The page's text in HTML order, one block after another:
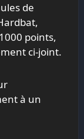
de
points,
ci-joint.
à un